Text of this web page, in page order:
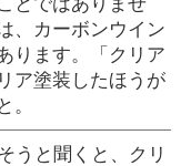
、カーボンウイン
ります。「クリア
ア塗装したほうが
。
うと聞くと、クリ